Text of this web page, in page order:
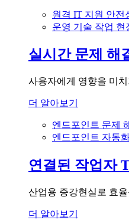
원격 IT 지원 안전
운영 기술 작업 현
실시간 문제 해
사용자에게 영향을 미
더 알아보기
엔드포인트 문제
엔드포인트 자동
연결된 작업자
산업용 증강현실로 효
더 알아보기